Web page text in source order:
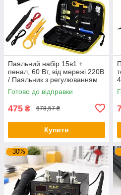
Паяльний набір 15в1 +
пенал, 60 Вт, від мережі 220В
/ Паяльник з регулюванням
температури / Набір для
пайки
Готово до відправки
475 ₴ 678,57 ₴
Купити
–30%